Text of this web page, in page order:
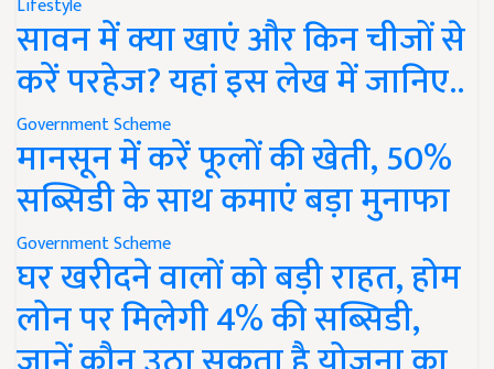
सावन में क्या खाएं और किन चीजों से
करें परहेज? यहां इस लेख में जानिए..
Government Scheme
मानसून में करें फूलों की खेती, 50%
सब्सिडी के साथ कमाएं बड़ा मुनाफा
Government Scheme
घर खरीदने वालों को बड़ी राहत, होम
लोन पर मिलेगी 4% की सब्सिडी,